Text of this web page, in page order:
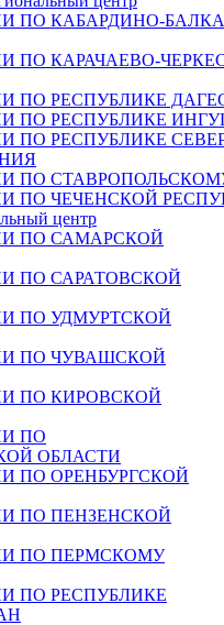
ПО КАБАРДИНО-
ПО КАРАЧАЕВО-
ПО РЕСПУБЛИКЕ
ПО РЕСПУБЛИКЕ
ПО РЕСПУБЛИКЕ
ПО
ПО ЧЕЧЕНСКОЙ
центр
ПО САМАРСКОЙ
ПО САРАТОВСКОЙ
ПО УДМУРТСКОЙ
ПО ЧУВАШСКОЙ
ПО КИРОВСКОЙ
ПО
ОБЛАСТИ
ПО ОРЕНБУРГСКОЙ
ПО ПЕНЗЕНСКОЙ
ПО ПЕРМСКОМУ
ПО РЕСПУБЛИКЕ